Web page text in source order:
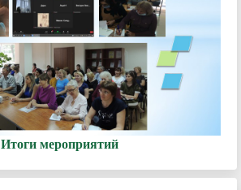
Итоги мероприятий